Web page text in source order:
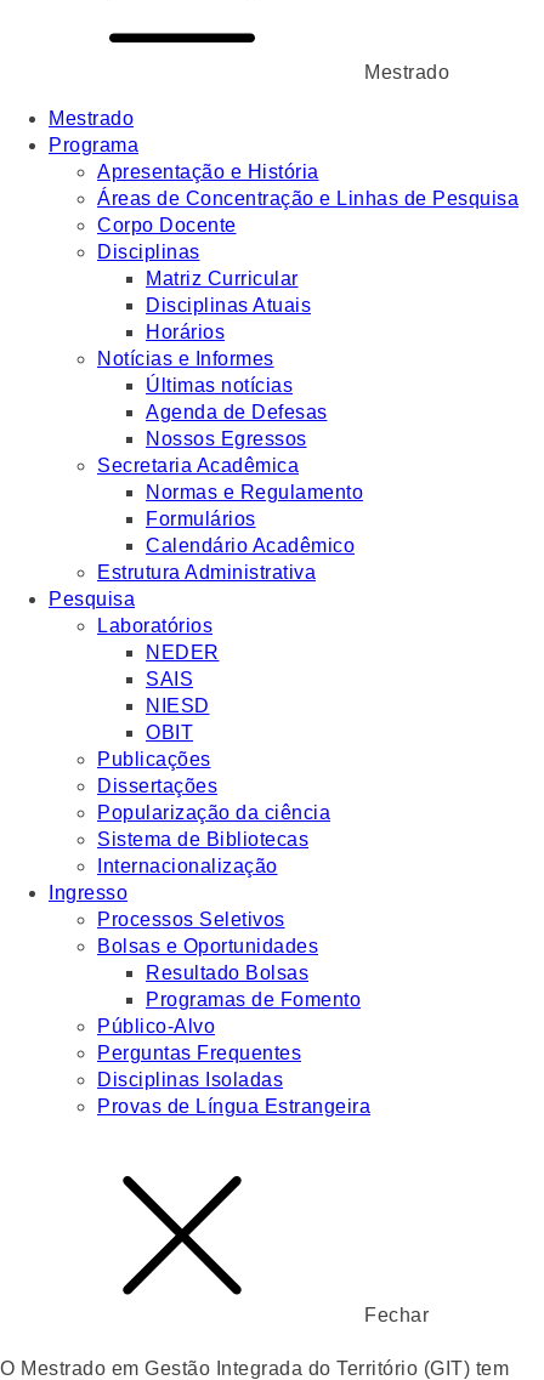
Mestrado
Mestrado
Programa
Apresentação e História
Áreas de Concentração e Linhas de Pesquisa
Corpo Docente
Disciplinas
Matriz Curricular
Disciplinas Atuais
Horários
Notícias e Informes
Últimas notícias
Agenda de Defesas
Nossos Egressos
Secretaria Acadêmica
Normas e Regulamento
Formulários
Calendário Acadêmico
Estrutura Administrativa
Pesquisa
Laboratórios
NEDER
SAIS
NIESD
OBIT
Publicações
Dissertações
Popularização da ciência
Sistema de Bibliotecas
Internacionalização
Ingresso
Processos Seletivos
Bolsas e Oportunidades
Resultado Bolsas
Programas de Fomento
Público-Alvo
Perguntas Frequentes
Disciplinas Isoladas
Provas de Língua Estrangeira
Fechar
O Mestrado em Gestão Integrada do Território (GIT) tem